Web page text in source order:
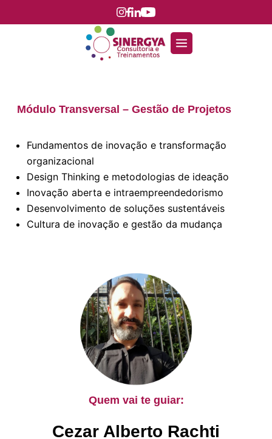
Módulo Transversal – Gestão de Projetos
Fundamentos de inovação e transformação
organizacional
Design Thinking e metodologias de ideação
Inovação aberta e intraempreendedorismo
Desenvolvimento de soluções sustentáveis
Cultura de inovação e gestão da mudança
Quem vai te guiar:
Cezar Alberto Rachti